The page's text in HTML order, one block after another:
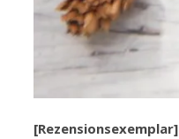
[Rezensionsexemplar]